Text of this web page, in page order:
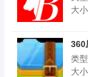
大
360
类
大